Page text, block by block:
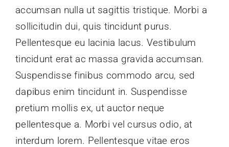
accumsan nulla ut sagittis tristique. Morbi a
sollicitudin dui, quis tincidunt purus.
Pellentesque eu lacinia lacus. Vestibulum
tincidunt erat ac massa gravida accumsan.
Suspendisse finibus commodo arcu, sed
dapibus enim tincidunt in. Suspendisse
pretium mollis ex, ut auctor neque
pellentesque a. Morbi vel cursus odio, at
interdum lorem. Pellentesque vitae eros